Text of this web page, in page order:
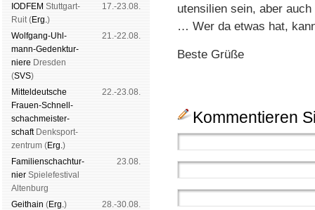
IODFEM Stutt­gart-
Ruit (Erg.)
17.-23.08.
Wolf­gang-Uhl­
mann-Ge­denk­tur­
niere Dres­den
(SVS)
21.-22.08.
Mit­tel­deu­tsche
Frauen-Schnell­
schach­meis­ter­
schaftDenk­sport­
zen­trum (Erg.)
22.-23.08.
Familien­schach­tur­
nier Spiele­fes­ti­val
Al­ten­burg
23.08.
Geit­hain (Erg.)
28.-30.08.
utensilien sein, aber
… Wer da etwas hat,
Beste Grüße
Kommentieren